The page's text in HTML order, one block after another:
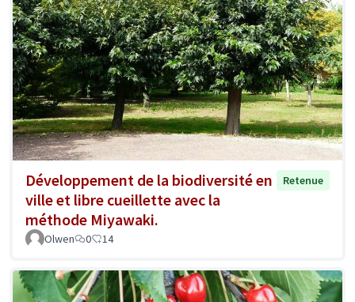
Développement de la biodiversité en
ville et libre cueillette avec la
méthode Miyawaki.
Retenue
Olwen 0 14